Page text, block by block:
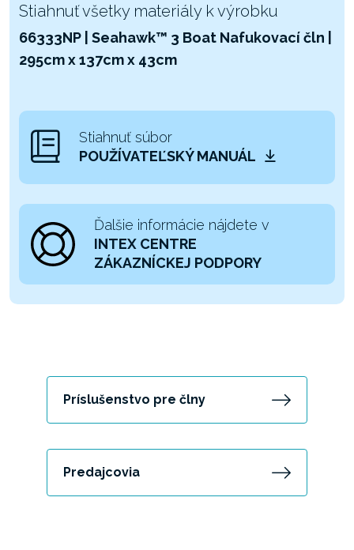
Stiahnuť všetky materiály k výrobku
66333NP | Seahawk™ 3 Boat Nafukovací čln |
295cm x 137cm x 43cm
Stiahnuť súbor
POUŽÍVATEĽSKÝ MANUÁL
Ďalšie informácie nájdete v
INTEX CENTRE
ZÁKAZNÍCKEJ PODPORY
Príslušenstvo pre člny
Predajcovia